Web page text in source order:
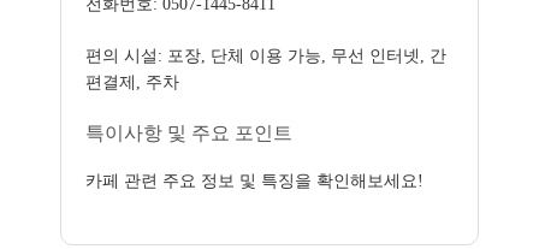
전화번호: 0507-1445-8411
편의 시설: 포장, 단체 이용 가능, 무선 인터넷, 간
편결제, 주차
특이사항 및 주요 포인트
카페 관련 주요 정보 및 특징을 확인해보세요!